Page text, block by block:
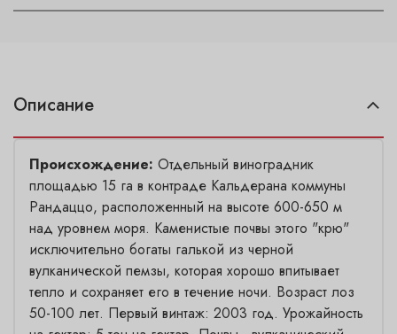
Описание
Происхождение: Отдельный виноградник
площадью 15 га в контраде Кальдерана коммуны
Рандаццо, расположенный на высоте 600-650 м
над уровнем моря. Каменистые почвы этого "крю"
исключительно богаты галькой из черной
вулканической пемзы, которая хорошо впитывает
тепло и сохраняет его в течение ночи. Возраст лоз
50-100 лет. Первый винтаж: 2003 год. Урожайность